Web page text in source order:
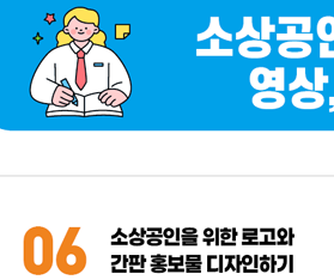
브랜드 아이덴티티(BI) 시안 제작하기
테이션을 위한 슬라이드 디자인하기
이션 슬라이드 구성하기
레이아웃과 이미지 생성하기
대로, 영상 프롬프트 작성 노하우
필요할까?